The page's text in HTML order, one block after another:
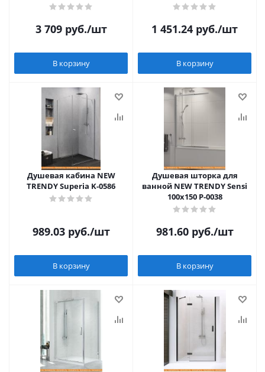
3 709руб./шт
В корзину
1 451.24 руб./шт
В корзину
Душевая кабина NEW
TRENDY Superia K-0586
989.03руб./шт
В корзину
Душевая шторка для
ванной NEW TRENDY Sensi
100x150 P-0038
981.60руб./шт
В корзину